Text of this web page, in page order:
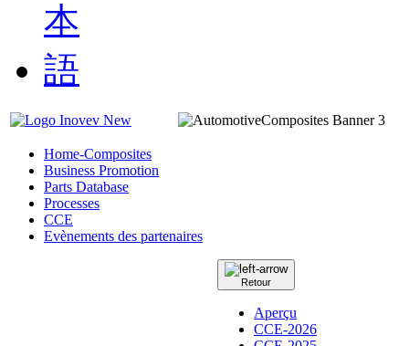
Home-Composites
Business Promotion
Parts Database
Processes
CCE
Evènements des partenaires
Retour
Aperçu
CCE-2026